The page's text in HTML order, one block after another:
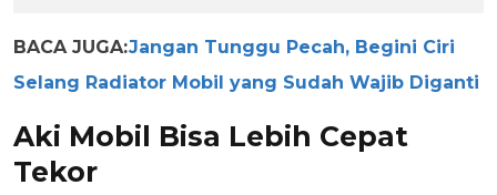
BACA JUGA:Jangan Tunggu Pecah, Begini Ciri
Selang Radiator Mobil yang Sudah Wajib Diganti
Aki Mobil Bisa Lebih Cepat
Tekor